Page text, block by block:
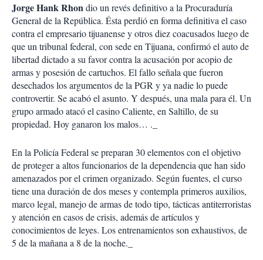
Jorge Hank Rhondio un revés definitivo a la Procuraduría
General de la República. Ésta perdió en forma definitiva el caso
contra el empresario tijuanense y otros diez coacusados luego de
que un tribunal federal, con sede en Tijuana, confirmó el auto de
libertad dictado a su favor contra la acusación por acopio de
armas y posesión de cartuchos. El fallo señala que fueron
desechados los argumentos de la PGR y ya nadie lo puede
controvertir. Se acabó el asunto. Y después, una mala para él. Un
grupo armado atacó el casino Caliente, en Saltillo, de su
propiedad. Hoy ganaron los malos… ._
En la Policía Federal se preparan 30 elementos con el objetivo
de proteger a altos funcionarios de la dependencia que han sido
amenazados por el crimen organizado. Según fuentes, el curso
tiene una duración de dos meses y contempla primeros auxilios,
marco legal, manejo de armas de todo tipo, tácticas antiterroristas
y atención en casos de crisis, además de artículos y
conocimientos de leyes. Los entrenamientos son exhaustivos, de
5 de la mañana a 8 de la noche._